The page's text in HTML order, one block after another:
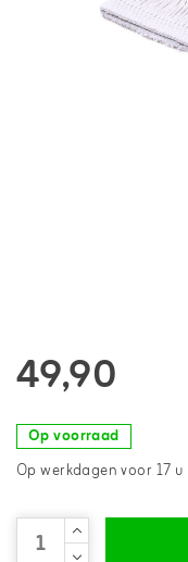
49,90
Op voorraad
Op werkdagen voor 17